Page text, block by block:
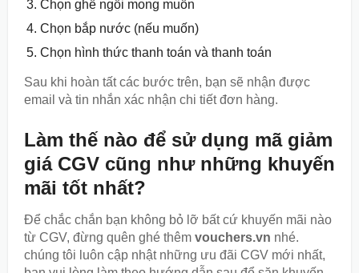
Chọn ghế ngồi mong muốn
Chọn bắp nước (nếu muốn)
Chọn hình thức thanh toán và thanh toán
Sau khi hoàn tất các bước trên, bạn sẽ nhận được
email và tin nhắn xác nhận chi tiết đơn hàng.
Làm thế nào để sử dụng mã giảm
giá CGV cũng như những khuyến
mãi tốt nhất?
Để chắc chắn bạn không bỏ lỡ bất cứ khuyến mãi nào
từ CGV, đừng quên ghé thêm vouchers.vn nhé.
chúng tôi luôn cập nhật những ưu đãi CGV mới nhất,